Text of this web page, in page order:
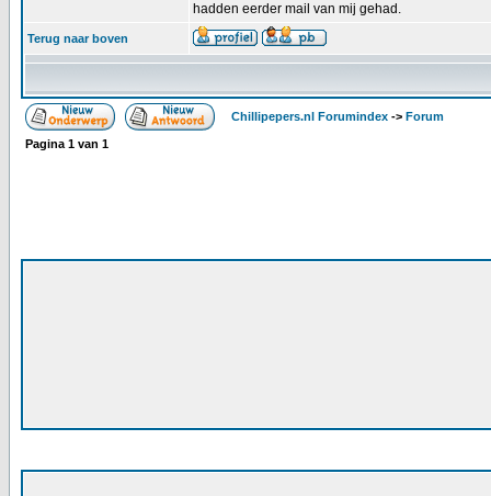
hadden eerder mail van mij gehad.
Terug naar boven
Chillipepers.nl Forumindex -> Forum
Pagina 1 van 1